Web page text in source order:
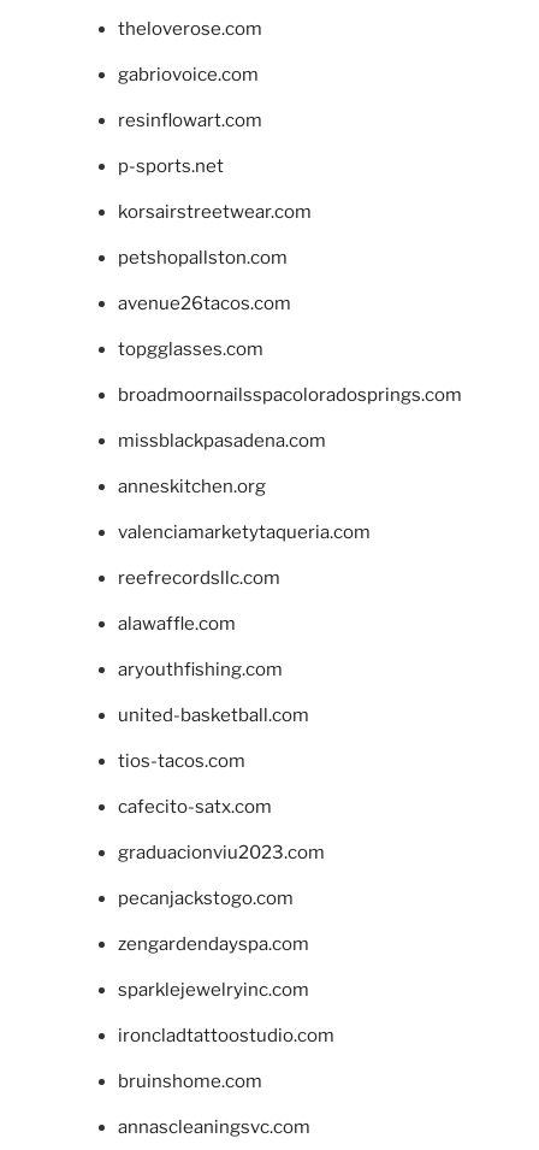
theloverose.com
gabriovoice.com
resinflowart.com
p-sports.net
korsairstreetwear.com
petshopallston.com
avenue26tacos.com
topgglasses.com
broadmoornailsspacoloradosprings.com
missblackpasadena.com
anneskitchen.org
valenciamarketytaqueria.com
reefrecordsllc.com
alawaffle.com
aryouthfishing.com
united-basketball.com
tios-tacos.com
cafecito-satx.com
graduacionviu2023.com
pecanjackstogo.com
zengardendayspa.com
sparklejewelryinc.com
ironcladtattoostudio.com
bruinshome.com
annascleaningsvc.com